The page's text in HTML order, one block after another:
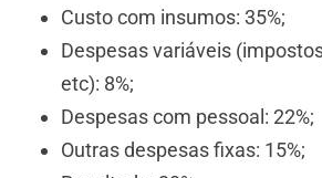
Custo com insumos: 35%;
Despesas variáveis
etc): 8%;
Despesas com pessoal: 22%;
Outras despesas fixas: 15%;